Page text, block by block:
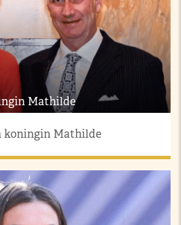
Mathilde
koningin Mathilde